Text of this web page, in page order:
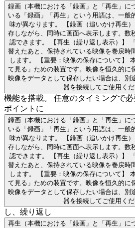
録画 （本機における「録画」と「再生」
いる「録画」「再生」という用語は、一般
味が異なります。 【録画（追いかけ再生）】 最新の映像を一時的に保
存しながら、同時に画面へ表示します。数
認できます。 【再生（繰り返し表示）】 「録画」から「再生」に切り
替えたあと、保持されている映像を巻戻時
します。 【重要：映像の保存について】 本機は「一時的にさかのぼっ
て見る」ための装置です。映像を恒久的に
映像をデータとして保存したい場合は、別
器を接続してご使用くだ
機能を搭載。 任意のタイミングで
ポイントに
録画 （本機における「録画」と「再生」
いる「録画」「再生」という用語は、一般
味が異なります。 【録画（追いかけ再生）】 最新の映像を一時的に保
存しながら、同時に画面へ表示します。数
認できます。 【再生（繰り返し表示）】 「録画」から「再生」に切り
替えたあと、保持されている映像を巻戻時
します。 【重要：映像の保存について】 本機は「一時的にさかのぼっ
て見る」ための装置です。映像を恒久的に
映像をデータとして保存したい場合は、別
器を接続してご使用くだ
し、繰り返し
再生 （本機における「録画」と「再生」